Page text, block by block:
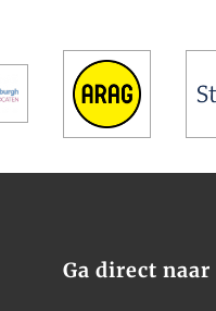
Ga direct naar